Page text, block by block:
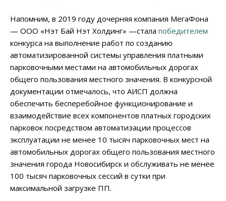
Напомним, в 2019 году дочерняя компания МегаФона
— ООО «Нэт Бай Нэт Холдинг» —стала победителем
конкурса на выполнение работ по созданию
автоматизированной системы управления платными
парковочными местами на автомобильных дорогах
общего пользования местного значения. В конкурсной
документации отмечалось, что АИСП должна
обеспечить бесперебойное функционирование и
взаимодействие всех компонентов платных городских
парковок посредством автоматизации процессов
эксплуатации не менее 10 тысяч парковочных мест на
автомобильных дорогах общего пользования местного
значения города Новосибирск и обслуживать не менее
100 тысяч парковочных сессий в сутки при
максимальной загрузке ПП.